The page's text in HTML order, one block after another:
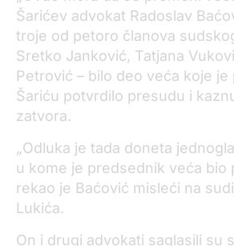
Šarićev advokat Radoslav
troje od petoro članova
Sretko Janković, Tatjana
Petrović – bilo deo veća koje
Šariću potvrdilo presudu i
zatvora.
„Odluka je tada doneta
u kome je predsednik veća bio
rekao je Baćović misleći na
Lukića.
On i drugi advokati saglasili su